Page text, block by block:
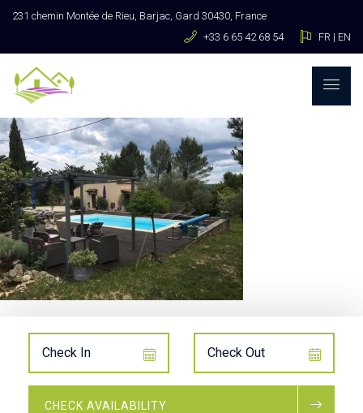
231 chemin Montée de Rieu, Barjac, Gard 30430, France
+33 6 65 42 68 54
FR | EN
CHECK AVAILABILITY